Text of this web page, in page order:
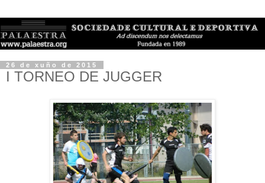
26 de xuño de 2015
I TORNEO DE JUGGER